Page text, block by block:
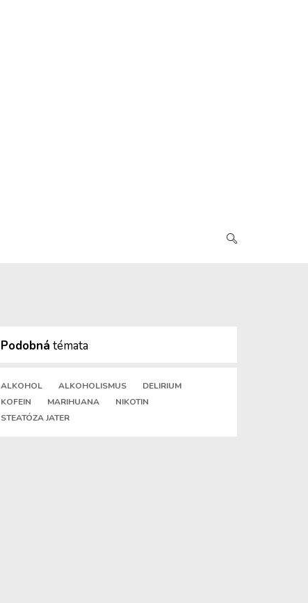
Podobná témata
ALKOHOL ALKOHOLISMUS
DELIRIUM
KOFEIN
MARIHUANA
NIKOTIN
STEATÓZA JATER